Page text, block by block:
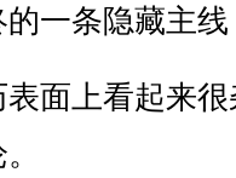
一条隐藏主线
面上看起来